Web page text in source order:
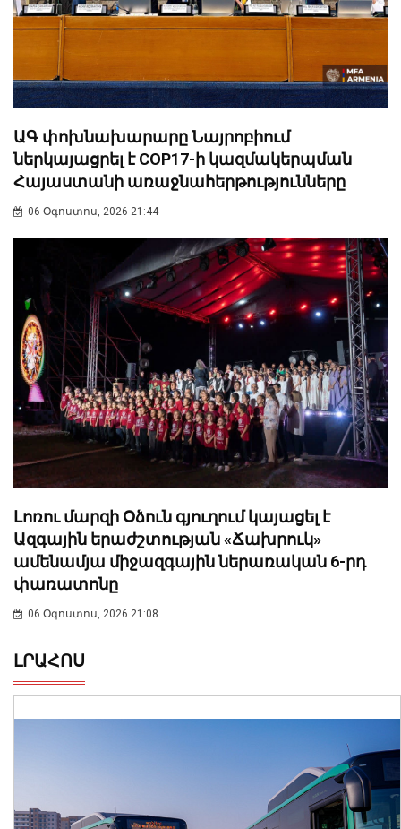
ԱԳ փոխնախարարը Նայրոբիում
ներկայացրել է COP17-ի կազմակերպման
Հայաստանի առաջնահերթությունները
06 Օգոստոս, 2026 21:44
Լոռու մարզի Օձուն գյուղում կայացել է
Ազգային երաժշտության «Ճախրուկ»
ամենամյա միջազգային ներառական 6-րդ
փառատոնը
06 Օգոստոս, 2026 21:08
ԼՐԱՀՈՍ